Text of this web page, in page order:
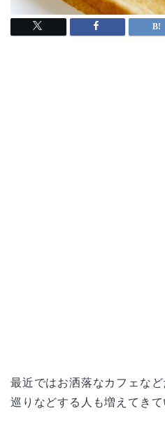
最近ではお洒落なカフェな
巡りなどする人も増えてきて